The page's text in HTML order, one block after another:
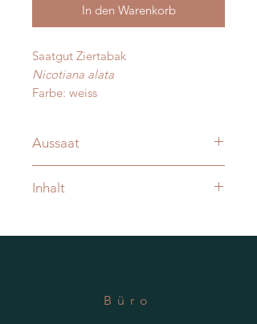
In den Warenkorb
Saatgut Ziertabak
Nicotiana alata
Farbe: weiss
Aussaat
Fensterbank, ab Mai direkt ins
Inhalt
Büro